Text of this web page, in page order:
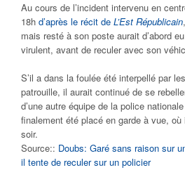
Au cours de l’incident intervenu en
18h d’après le récit de L’Est Républicain
mais resté à son poste aurait d’abord
virulent, avant de reculer avec son
S’il a dans la foulée été interpellé par
patrouille, il aurait continué de se
d’une autre équipe de la police
finalement été placé en garde à vue,
soir.
Source:: Doubs: Garé sans raison sur
il tente de reculer sur un policier